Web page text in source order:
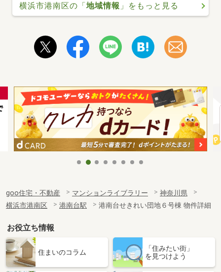
横浜市港南区の「地域情報 」をもっと見る
goo住宅・不動産 マンションライブラリー
神奈川県
横浜市港南区
港南台駅 港南台せきれい団地６号棟 物件詳細
お役立ち情報
住まいのコラム
「住みたい街」
を見つけよう